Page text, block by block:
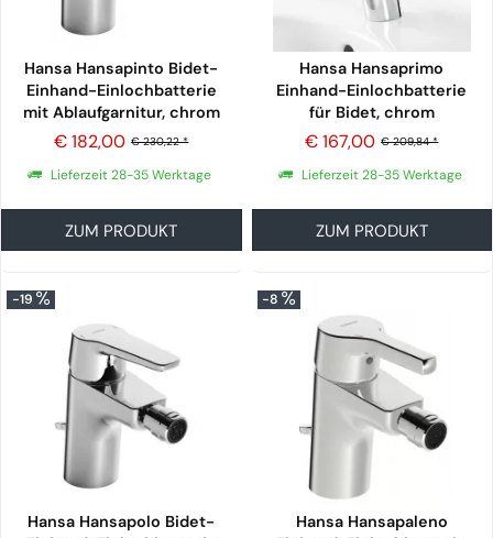
Hansa Hansapinto Bidet-
Einhand-Einlochbatterie
mit Ablaufgarnitur, chrom
€ 230,22 *
€ 182,00
Lieferzeit 28-35 Werktage
ZUM PRODUKT
Hansa Hansaprimo
Einhand-Einlochbatterie
für Bidet, chrom
€ 209,84 *
€ 167,00
Lieferzeit 28-35 Werktage
ZUM PRODUKT
-19
Hansa Hansapolo Bidet-
-8
Hansa Hansapaleno